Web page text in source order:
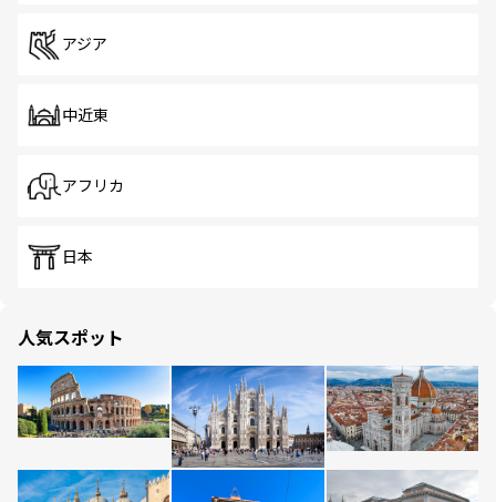
アジア
中近東
アフリカ
日本
人気スポット